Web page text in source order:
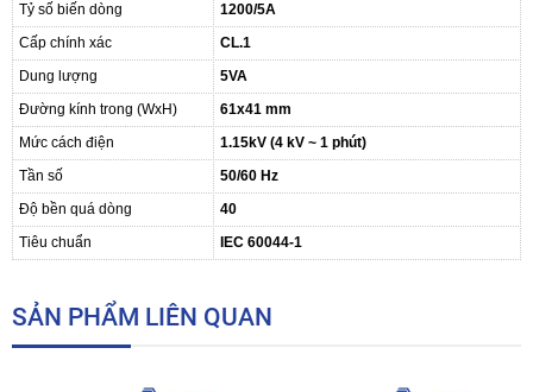
Tỷ số biến dòng
1200/5A
Cấp chính xác
CL.1
Dung lượng
5VA
Đường kính trong (WxH)
61x41 mm
Mức cách điện
1.15kV (4 kV ~ 1 phút)
Tần số
50/60 Hz
Độ bền quá dòng
40
Tiêu chuẩn
IEC 60044-1
SẢN PHẨM LIÊN QUAN